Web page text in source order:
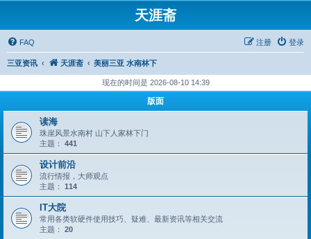
天涯斋
FAQ 登录
注册
三亚资讯 天涯斋 美丽三亚 水南林下
现在的时间是 2026-08-10 14:39
版面
读海
珠崖风景水南村 山下人家林下门
主题： 441
设计前沿
流行情报，大师观点
主题： 114
IT大院
常用各类软硬件使用技巧、疑难、最新资讯等相关交流
主题： 20